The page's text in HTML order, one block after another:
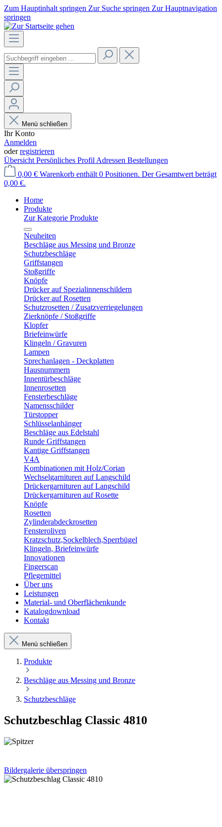
Zum Hauptinhalt springen Zur Suche springen Zur Hauptnavigation
springen
Menü schließen
Ihr Konto
Anmelden
oderregistrieren
Übersicht Persönliches Profil Adressen Bestellungen
0,00 € Warenkorb enthält 0 Positionen. Der Gesamtwert beträgt
0,00 €.
Home
Produkte
Zur Kategorie Produkte
Neuheiten
Beschläge aus Messing und Bronze
Schutzbeschläge
Griffstangen
Stoßgriffe
Knöpfe
Drücker auf Spezialinnenschildern
Drücker auf Rosetten
Schutzrosetten / Zusatzverriegelungen
Zierknöpfe / Stoßgriffe
Klopfer
Briefeinwürfe
Klingeln / Gravuren
Lampen
Sprechanlagen - Deckplatten
Hausnummern
Innentürbeschläge
Innenrosetten
Fensterbeschläge
Namensschilder
Türstopper
Schlüsselanhänger
Beschläge aus Edelstahl
Runde Griffstangen
Kantige Griffstangen
V4A
Kombinationen mit Holz/Corian
Wechselgarnituren auf Langschild
Drückergarnituren auf Langschild
Drückergarnituren auf Rosette
Knöpfe
Rosetten
Zylinderabdeckrosetten
Fensteroliven
Kratzschutz,Sockelblech,Sperrbügel
Klingeln, Briefeinwürfe
Innovationen
Fingerscan
Pflegemittel
Über uns
Leistungen
Material- und Oberflächenkunde
Katalogdownload
Kontakt
Menü schließen
Produkte
Beschläge aus Messing und Bronze
Schutzbeschläge
Schutzbeschlag Classic 4810
Bildergalerie überspringen